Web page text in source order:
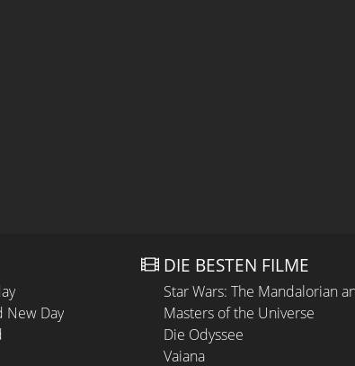
New Day
DIE BESTEN FILME
Star Wars: The Mandalorian
Masters of the Universe
Die Odyssee
Vaiana